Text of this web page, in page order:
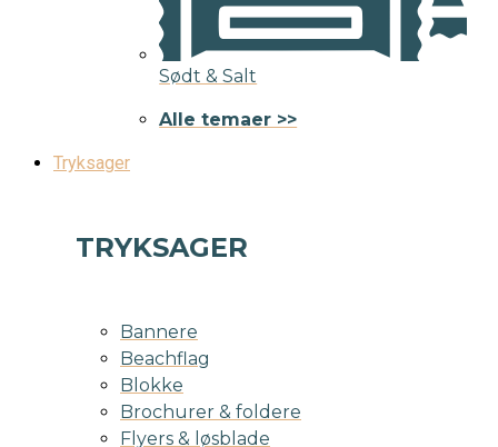
Sødt & Salt
Alle temaer >>
Tryksager
TRYKSAGER
Bannere
Beachflag
Blokke
Brochurer & foldere
Flyers & løsblade